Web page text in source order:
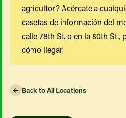
agricultor? Acércate a
casetas de información del
calle 78th St. o en la 80th St.,
cómo llegar.
Back to All Locations